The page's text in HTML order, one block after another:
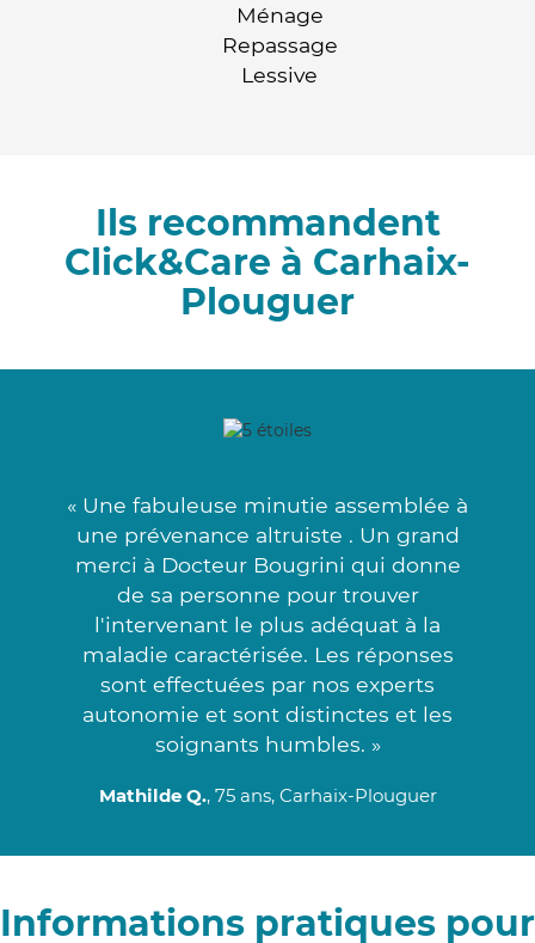
Ménage
Repassage
Lessive
Ils recommandent
Click&Care à Carhaix-
Plouguer
« Une fabuleuse minutie assemblée à
une prévenance altruiste . Un grand
merci à Docteur Bougrini qui donne
de sa personne pour trouver
l'intervenant le plus adéquat à la
maladie caractérisée. Les réponses
sont effectuées par nos experts
autonomie et sont distinctes et les
soignants humbles. »
Mathilde Q., 75 ans, Carhaix-Plouguer
Informations pratiques pour